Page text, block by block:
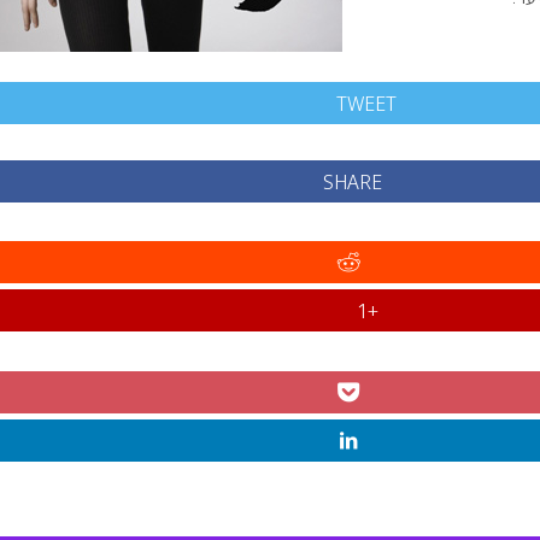
TWEET
SHARE
+1